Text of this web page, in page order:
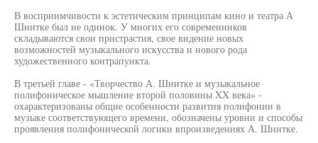
В восприимчивости к эстетическим принципам кино и театра А
Шнитке был не одинок. У многих его современников
складываются свои пристрастия, свое видение новых
возможностей музыкального искусства и нового рода
художественного контрапункта.
В третьей главе - «Творчество А. Шнитке и музыкальное
полифоническое мышление второй половины XX века» -
охарактеризованы общие особенности развития полифонии в
музыке соответствующего времени, обозначены уровни и способы
проявления полифонической логики впроизведениях А. Шнитке.